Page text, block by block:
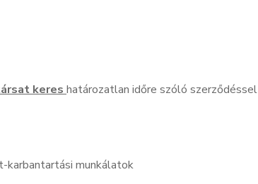
keres határozatlan időre szóló szerződéssel
karbantartási munkálatok